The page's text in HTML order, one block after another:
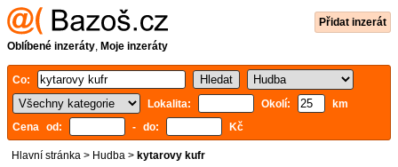
Přidat inzerát
Oblíbené inzeráty, Moje inzeráty
Co:
Lokalita:
Okolí:
km
Cena od:
- do: Kč
Hlavní stránka > Hudba > kytarovy kufr